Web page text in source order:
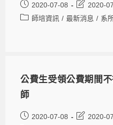
2020-07-08
2020-
師培資訊 / 最新消息 / 系
公費生受領公費期間
師
2020-07-08
2020-